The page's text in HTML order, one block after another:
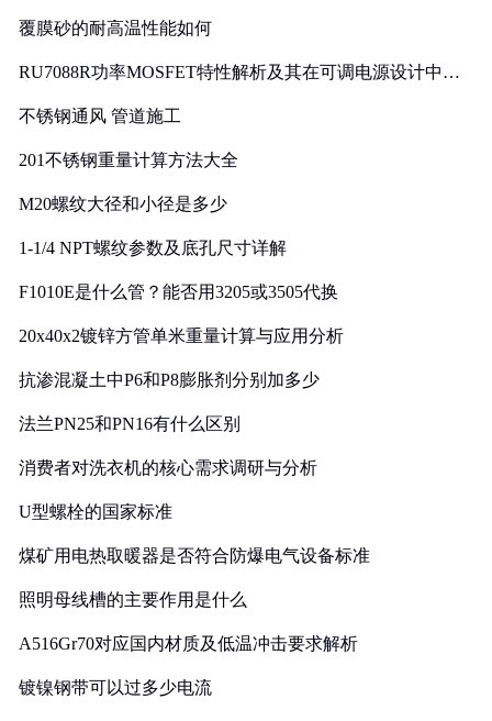
覆膜砂的耐高温性能如何
RU7088R功率MOSFET特性解析及其在可调电源设计中的
不锈钢通风 管道施工
201不锈钢重量计算方法大全
M20螺纹大径和小径是多少
1-1/4 NPT螺纹参数及底孔尺寸详解
F1010E是什么管？能否用3205或3505代换
20x40x2镀锌方管单米重量计算与应用分析
抗渗混凝土中P6和P8膨胀剂分别加多少
法兰PN25和PN16有什么区别
消费者对洗衣机的核心需求调研与分析
U型螺栓的国家标准
煤矿用电热取暖器是否符合防爆电气设备标准
照明母线槽的主要作用是什么
A516Gr70对应国内材质及低温冲击要求解析
镀镍钢带可以过多少电流